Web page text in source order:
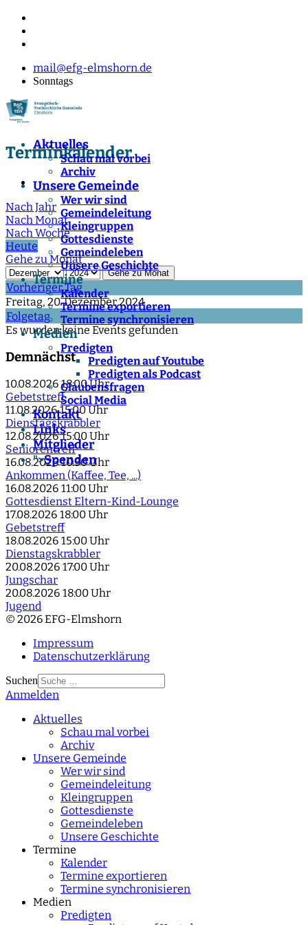
mail@efg-elmshorn.de
Sonntags
Aktuelles
Schau mal vorbei
Archiv
Unsere Gemeinde
Wer wir sind
Gemeindeleitung
Kleingruppen
Gottesdienste
Gemeindeleben
Unsere Geschichte
Termine
Kalender
Termine exportieren
Termine synchronisieren
Medien
Predigten
Predigten auf Youtube
Predigten als Podcast
Glaubensfragen
Social Media
Kontakt
Links
Mitglieder
">Spenden
Terminkalender
Nach Jahr
Nach Monat
Nach Woche
Heute
Gehe zu Monat
Gehe zu Monat
Vorheriger Tag
Freitag, 20. Dezember 2024
Folgetag
Es wurden keine Events gefunden
Demnächst
10.08.2026 18:00 Uhr
Gebetstreff
11.08.2026 15:00 Uhr
Dienstagskrabbler
12.08.2026 15:00 Uhr
Seniorentreff
16.08.2026 10:30 Uhr
Ankommen (Kaffee, Tee, ...)
16.08.2026 11:00 Uhr
Gottesdienst Eltern-Kind-Lounge
17.08.2026 18:00 Uhr
Gebetstreff
18.08.2026 15:00 Uhr
Dienstagskrabbler
20.08.2026 17:00 Uhr
Jungschar
20.08.2026 18:00 Uhr
Jugend
© 2026 EFG-Elmshorn
Impressum
Datenschutzerklärung
Suchen
Type 2 or more
Anmelden
Aktuelles
Schau mal vorbei
Archiv
Unsere Gemeinde
Wer wir sind
Gemeindeleitung
Kleingruppen
Gottesdienste
Gemeindeleben
Unsere Geschichte
Termine
Kalender
Termine exportieren
Termine synchronisieren
Medien
Predigten